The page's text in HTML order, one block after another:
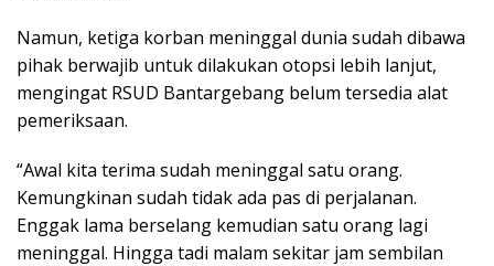
Namun, ketiga korban meninggal dunia sudah dibawa
pihak berwajib untuk dilakukan otopsi lebih lanjut,
mengingat RSUD Bantargebang belum tersedia alat
pemeriksaan.
“Awal kita terima sudah meninggal satu orang.
Kemungkinan sudah tidak ada pas di perjalanan.
Enggak lama berselang kemudian satu orang lagi
meninggal. Hingga tadi malam sekitar jam sembilan